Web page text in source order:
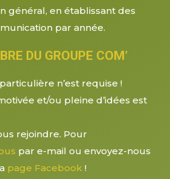
général, en établissant des
par année.
DU GROUPE COM’
n’est requise !
et/ou pleine d’idées est
rejoindre. Pour
par e-mail ou envoyez-nous
page Facebook !